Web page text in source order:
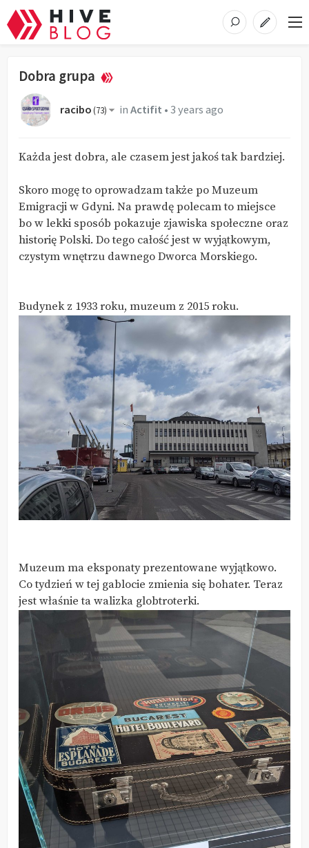
Dobra grupa
racibo(73) inActifit •3 years ago
Każda jest dobra, ale czasem jest jakoś tak bardziej.
Skoro mogę to oprowadzam także po Muzeum
Emigracji w Gdyni. Na prawdę polecam to miejsce
bo w lekki sposób pokazuje zjawiska społeczne oraz
historię Polski. Do tego całość jest w wyjątkowym,
czystym wnętrzu dawnego Dworca Morskiego.
Budynek z 1933 roku, muzeum z 2015 roku.
Muzeum ma eksponaty prezentowane wyjątkowo.
Co tydzień w tej gablocie zmienia się bohater. Teraz
jest właśnie ta walizka globtroterki.